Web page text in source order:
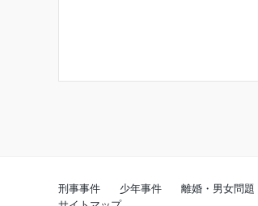
刑事事件 少年事件 離婚・男女問題